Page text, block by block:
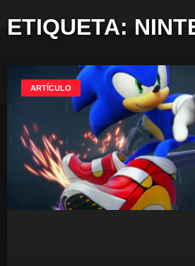
ETIQUETA:
ARTÍCULO